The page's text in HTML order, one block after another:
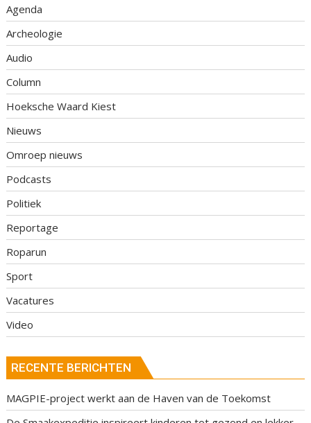
Agenda
Archeologie
Audio
Column
Hoeksche Waard Kiest
Nieuws
Omroep nieuws
Podcasts
Politiek
Reportage
Roparun
Sport
Vacatures
Video
RECENTE BERICHTEN
MAGPIE-project werkt aan de Haven van de Toekomst